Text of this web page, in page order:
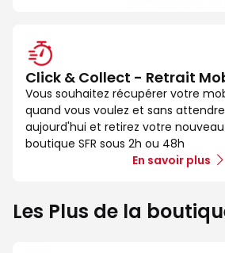
Click & Collect - Retrait
Vous souhaitez récupérer votre
quand vous voulez et sans
aujourd'hui et retirez votre
boutique SFR sous 2h ou 48h
En savoir plus
Les Plus de la